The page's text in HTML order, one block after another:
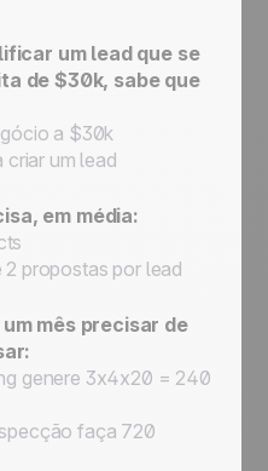
um lead que se
de $30k, sabe que
a $30k
criar um lead
em média:
2 propostas por lead
mês precisar de
genere 3x4x20 = 240
faça 720